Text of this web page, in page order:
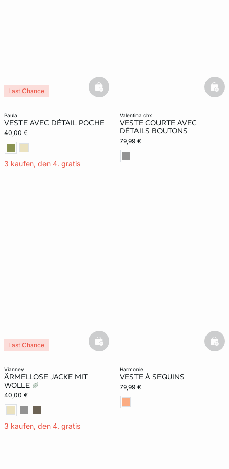
paula
VESTE AVEC DÉTAIL POCHE
40,00 €
3 kaufen, den 4. gratis
Last Chance basketfull
valentina chx
VESTE COURTE AVEC
DÉTAILS BOUTONS
79,99 €
vianney
ÄRMELLOSE JACKE MIT
WOLLE
40,00 €
3 kaufen, den 4. gratis
Last Chance basketfull
harmonie
VESTE À SEQUINS
79,99 €